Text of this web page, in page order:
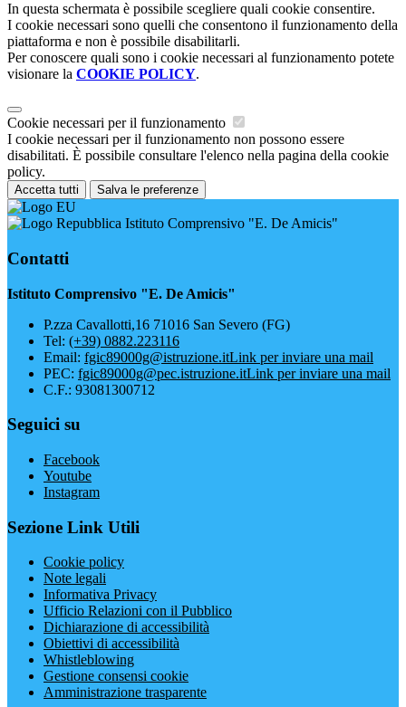
In questa schermata è possibile scegliere quali cookie consentire.
I cookie necessari sono quelli che consentono il funzionamento della
piattaforma e non è possibile disabilitarli.
Per conoscere quali sono i cookie necessari al funzionamento potete
visionare la COOKIE POLICY.
Cookie necessari per il funzionamento
I cookie necessari per il funzionamento non possono essere
disabilitati. È possibile consultare l'elenco nella pagina della cookie
policy.
Accetta tutti Salva le preferenze
Istituto Comprensivo "E. De Amicis"
Contatti
Istituto Comprensivo "E. De Amicis"
P.zza Cavallotti,16 71016 San Severo (FG)
Tel: (+39) 0882.223116
Email: fgic89000g@istruzione.itLink per inviare una mail
PEC: fgic89000g@pec.istruzione.itLink per inviare una mail
C.F.: 93081300712
Seguici su
Facebook
Youtube
Instagram
Sezione Link Utili
Cookie policy
Note legali
Informativa Privacy
Ufficio Relazioni con il Pubblico
Dichiarazione di accessibilità
Obiettivi di accessibilità
Whistleblowing
Gestione consensi cookie
Amministrazione trasparente